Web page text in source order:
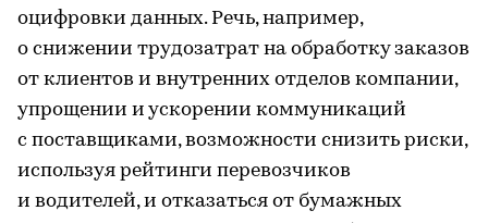
оцифровки данных. Речь, например,
о снижении трудозатрат на обработку заказов
от клиентов и внутренних отделов компании,
упрощении и ускорении коммуникаций
с поставщиками, возможности снизить риски,
используя рейтинги перевозчиков
и водителей, и отказаться от бумажных